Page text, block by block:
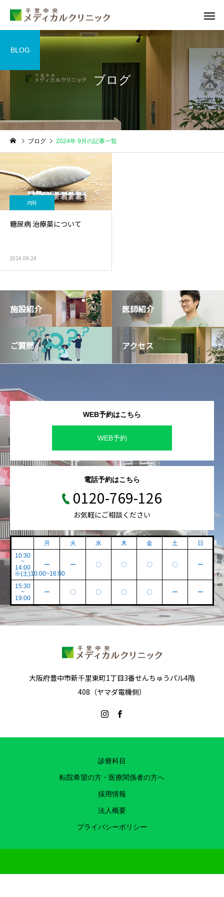
甲状腺外
糖尿病外来
泌尿器外来
ブログ
BLOG
ブログ 2024年 9月の記事一覧
内科
糖尿病 治療薬について
2024.09.24
施設紹介 医師紹介
ご質問 アクセス
WEB予約はこちら
WEB予約
電話予約はこちら
0120-769-126
お気軽にご相談ください
月 火 水 木 金 土
日
10:30
~
14:00
※(土)10:00~16:00
ー ー 〇 〇 〇 〇 ー
15:30
~
19:00
ー 〇 〇 〇 〇 ー ー
大阪府豊中市新千里東町1丁目3番せんちゅうパル4階
408（ヤマダ電機側）
診療科目
転院希望の方・医療関係者の方へ
採用情報
法人概要
プライバシーポリシー